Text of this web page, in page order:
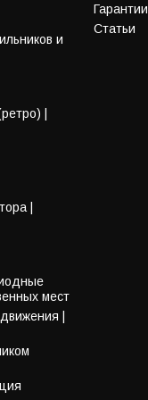
и
|
|
мест
|
Гарантии
Статьи